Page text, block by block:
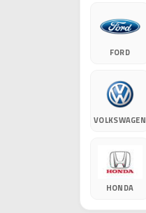
FORD
VOLKSWAGEN
HONDA